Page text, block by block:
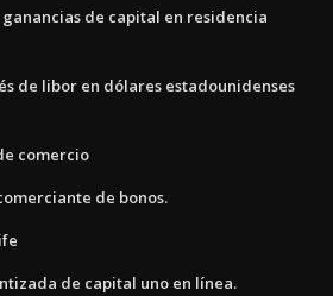
de capital en residencia
de libor en dólares estadounidenses
comercio
de bonos.
de capital uno en línea.